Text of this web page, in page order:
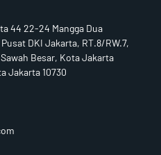
44 22-24 Mangga Dua
DKI Jakarta, RT.8/RW.7,
Besar, Kota Jakarta
Jakarta 10730